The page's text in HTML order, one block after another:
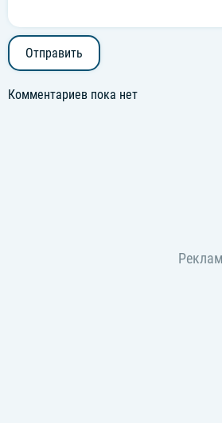
Отправить
Комментариев пока нет